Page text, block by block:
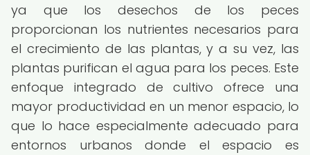
ya que los desechos de los peces
proporcionan los nutrientes necesarios para
el crecimiento de las plantas, y a su vez, las
plantas purifican el agua para los peces. Este
enfoque integrado de cultivo ofrece una
mayor productividad en un menor espacio, lo
que lo hace especialmente adecuado para
entornos urbanos donde el espacio es